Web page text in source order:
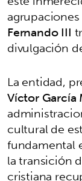
Fernando III
divulgación
La entidad,
Víctor García
cultural de
fundamental
la transición
cristiana